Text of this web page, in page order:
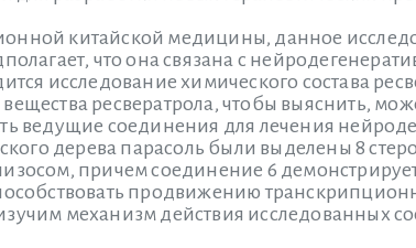
китайской медицины, данное
что она связана с
исследование химического состава
ресвератрола, чтобы выяснить,
ведущие соединения для лечения
дерева парасоль были выделены 8
причем соединение 6
продвижению
механизм действия исследованных